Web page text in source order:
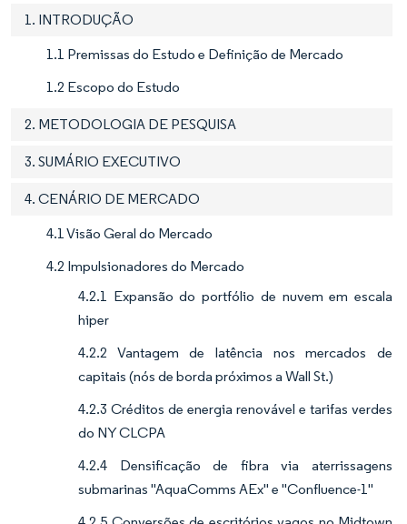
1. INTRODUÇÃO
1.1 Premissas do Estudo e Definição de Mercado
1.2 Escopo do Estudo
2. METODOLOGIA DE PESQUISA
3. SUMÁRIO EXECUTIVO
4. CENÁRIO DE MERCADO
4.1 Visão Geral do Mercado
4.2 Impulsionadores do Mercado
4.2.1 Expansão do portfólio de nuvem em escala
hiper
4.2.2 Vantagem de latência nos mercados de
capitais (nós de borda próximos a Wall St.)
4.2.3 Créditos de energia renovável e tarifas verdes
do NY CLCPA
4.2.4 Densificação de fibra via aterrissagens
submarinas "AquaComms AEx" e "Confluence-1"